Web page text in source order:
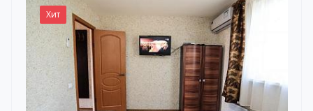
WhatsApp-чата также расположена в правом нижнем углу нашего
сайта.
Хит